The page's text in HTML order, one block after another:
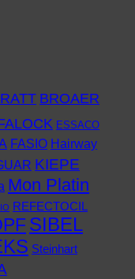
BROAER
ESSACO
FASIO Hairway
KIEPE
Mon Platin
REFECTOCIL
SIBEL
Steinhart